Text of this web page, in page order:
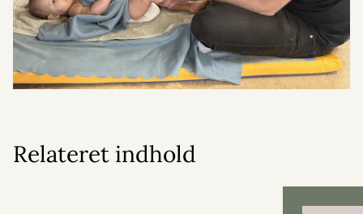
Relateret indhold